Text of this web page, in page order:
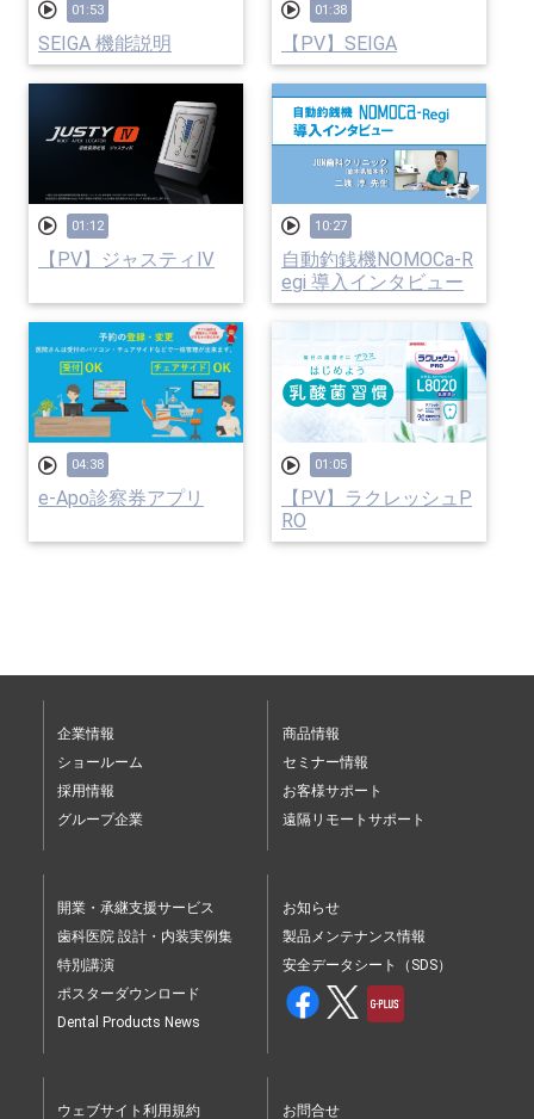
01:53
SEIGA 機能説明
01:38
【PV】SEIGA
01:12
【PV】ジャスティⅣ
10:27
自動釣銭機NOMOCa-R
egi 導入インタビュー
04:38
e-Apo診察券アプリ
01:05
【PV】ラクレッシュP
RO
企業情報
ショールーム
採用情報
グループ企業
商品情報
セミナー情報
お客様サポート
遠隔リモートサポート
開業・承継支援サービス
歯科医院 設計・内装実例集
特別講演
ポスターダウンロード
Dental Products News
お知らせ
製品メンテナンス情報
安全データシート（SDS）
ウェブサイト利用規約 お問合せ